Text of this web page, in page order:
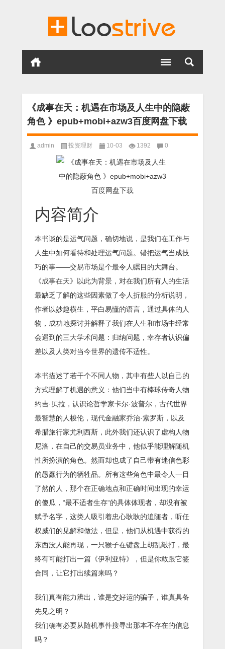
《成事在天：机遇在市场及人生中的隐蔽
角色 》epub+mobi+azw3百度网盘下载
admin 投资理财 10-03 1392 0
内容简介
本书谈的是运气问题，确切地说，是我们在工作与
人生中如何看待和处理运气问题。错把运气当成技
巧的事——交易市场是个最令人瞩目的大舞台。
《成事在天》以此为背景，对在我们所有人的生活
最缺乏了解的这些因素做了令人折服的分析说明，
作者以妙趣横生，平白易懂的语言，通过具体的人
物，成功地探讨并解释了我们在人生和市场中经常
会遇到的三大学术问题：归纳问题，幸存者认识偏
差以及人类对当今世界的遗传不适性。
本书描述了若干个不同人物，其中有些人以自己的
方式理解了机遇的意义：他们当中有棒球传奇人物
约吉·贝拉，认识论哲学家卡尔·波普尔，古代世界
最智慧的人梭伦，现代金融家乔治·索罗斯，以及
希腊旅行家尤利西斯，此外我们还认识了虚构人物
尼洛，在自己的交易员业务中，他似乎能理解随机
性所扮演的角色。然而却也成了自己带有迷信色彩
的愚蠢行为的牺牲品。所有这些角色中最令人一目
了然的人，那个在正确地点和正确时间出现的幸运
的傻瓜，“最不适者生存“的具体体现者，却没有被
赋予名字，这类人吸引着忠心耿耿的追随者，听任
权威们的见解和做法，但是，他们从机遇中获得的
东西没人能再现，一只猴子在键盘上胡乱敲打，最
终有可能打出一篇《伊利亚特》，但是你敢跟它签
合同，让它打出续篇来吗？
我们真有能力辨出，谁是交好运的骗子，谁真具备
先见之明？
我们确有必要从随机事件搜寻出那本不存在的信息
吗？